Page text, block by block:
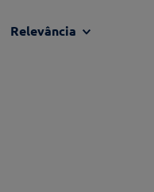
Relevância